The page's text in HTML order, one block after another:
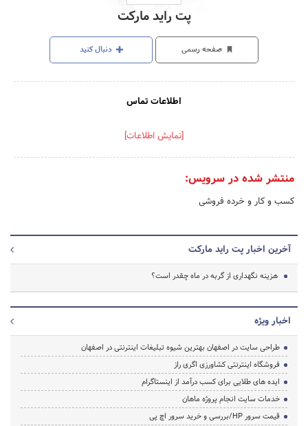
پت راید مارکت
صفحه رسمی دنبال کنید
اطلاعات تماس
[نمایش اطلاعات]
منتشر شده در سرویس:
کسب و کار و خرده فروشی
آخرین اخبار پت راید مارکت
هزینه نگهداری از گربه در ماه چقدر است؟
اخبار ویژه
طراحی سایت در اصفهان بهترین شیوه تبلیغات اینترنتی در اصفهان
فروشگاه اینترنتی کشاورزی اگری راز
ایده های طلایی برای کسب درآمد از اینستاگرام
خدمات سایت انجام پروژه ماهان
قیمت سرور HP/بررسی و خرید سرور اچ پی